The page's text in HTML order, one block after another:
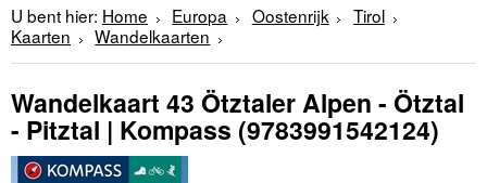
U bent hier: Home Europa Oostenrijk
Tirol
Kaarten
Wandelkaarten
Wandelkaart 43 Ötztaler Alpen - Ötztal
- Pitztal | Kompass (9783991542124)